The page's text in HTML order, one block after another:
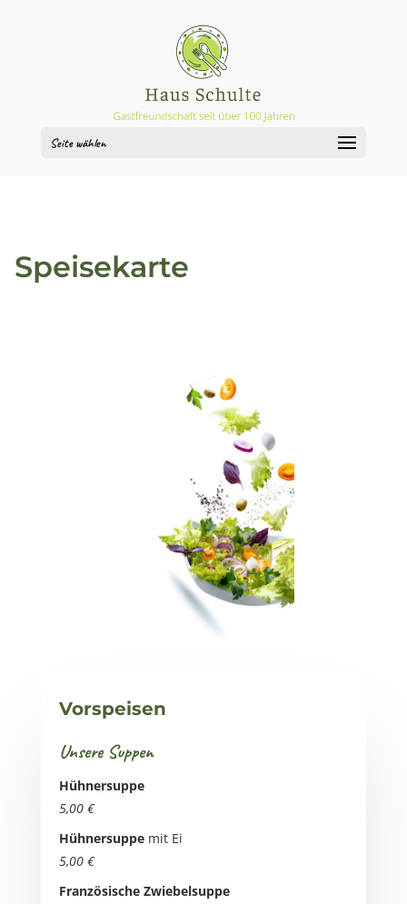
Seite wählen
Speisekarte
Vorspeisen
Unsere Suppen
Hühnersuppe
5,00 €
Hühnersuppemit Ei
5,00 €
Französische Zwiebelsuppe